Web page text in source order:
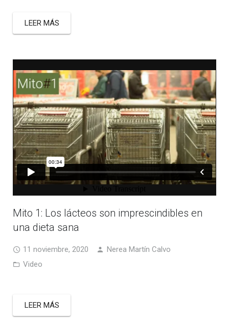
LEER MÁS
Mito 1: Los lácteos son imprescindibles en
una dieta sana
11 noviembre, 2020
Nerea Martín Calvo
Video
LEER MÁS